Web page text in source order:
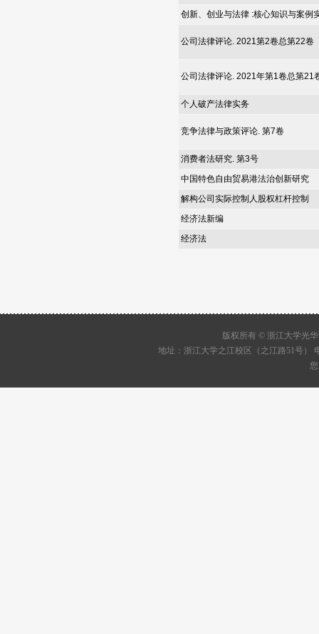
创新、创业与法律 :核心知识与案例
公司法律评论. 2021第2卷总第22卷
公司法律评论. 2021年第1卷总第21
个人破产法律实务
竞争法律与政策评论. 第7卷
消费者法研究. 第3号
中国特色自由贸易港法治创新研究
解构公司实际控制人股权杠杆控制
经济法新编
经济法
版权所有 © 浙江大学光
地址：浙江大学之江校区（之江路51号）